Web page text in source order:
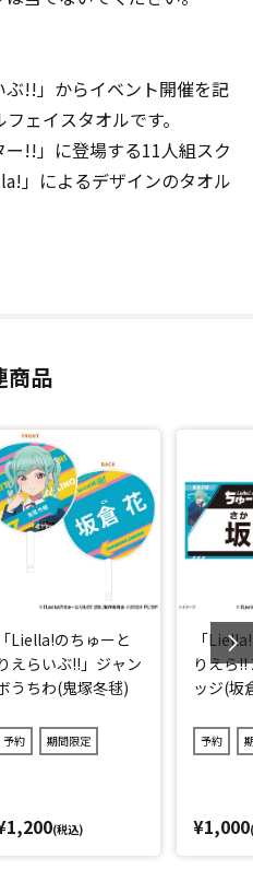
ぶ!!」からイベント開催を記
ェイスタオルです。
ー!!」に登場する11人組スク
」によるデザインのタオル
商品
「Liella!のちゅーと
りえらいぶ!!」ジャン
うちわ(鬼塚冬毬)
予約 期間限定
(税込)
「
りえら
ッジ(坂
予約
¥1,000